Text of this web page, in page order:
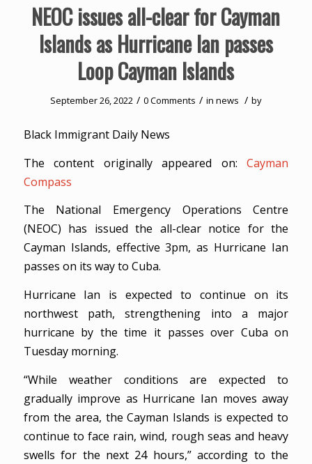
NEOC issues all-clear for Cayman
Islands as Hurricane Ian passes
Loop Cayman Islands
September 26, 2022 / 0 Comments / in news / by
Black Immigrant Daily News
The content originally appeared on:Cayman
Compass
The National Emergency Operations Centre
(NEOC) has issued the all-clear notice for the
Cayman Islands, effective 3pm, as Hurricane Ian
passes on its way to Cuba.
Hurricane Ian is expected to continue on its
northwest path, strengthening into a major
hurricane by the time it passes over Cuba on
Tuesday morning.
“While weather conditions are expected to
gradually improve as Hurricane Ian moves away
from the area, the Cayman Islands is expected to
continue to face rain, wind, rough seas and heavy
swells for the next 24 hours,” according to the